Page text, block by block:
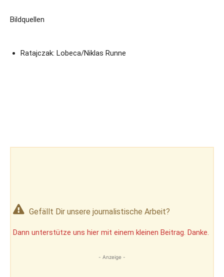
Bildquellen
Ratajczak: Lobeca/Niklas Runne
Gefällt Dir unsere journalistische Arbeit?
Dann unterstütze uns hier mit einem kleinen Beitrag. Danke.
- Anzeige -